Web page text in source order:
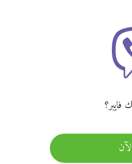
فايبر؟